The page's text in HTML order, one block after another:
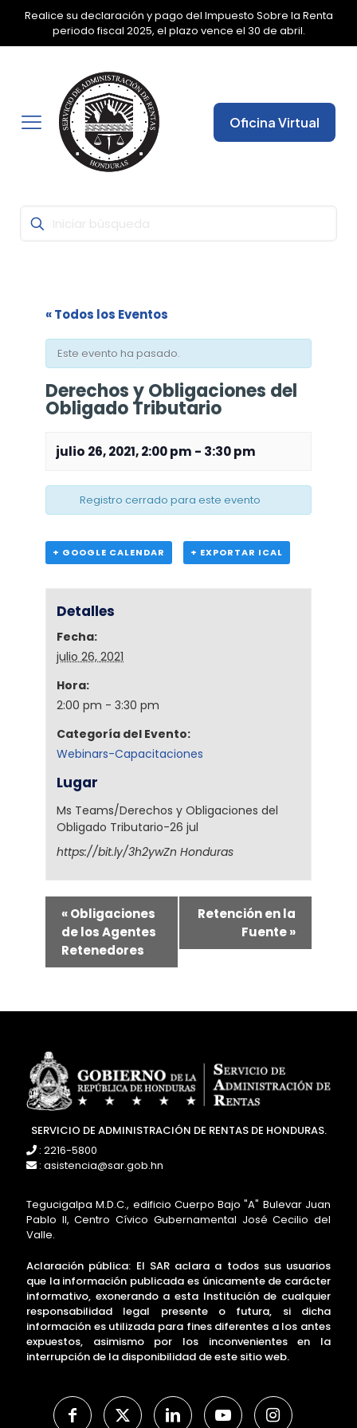
Realice su declaración y pago del Impuesto Sobre la Renta
periodo fiscal 2025, el plazo vence el 30 de abril.
✕
Oficina Virtual
« Todos los Eventos
Este evento ha pasado.
Derechos y Obligaciones del
Obligado Tributario
julio 26, 2021, 2:00 pm - 3:30 pm
Registro cerrado para este evento
+ GOOGLE CALENDAR + EXPORTAR ICAL
Detalles
Fecha:
julio 26, 2021
Hora:
2:00 pm - 3:30 pm
Categoría del Evento:
Webinars-Capacitaciones
Lugar
Ms Teams/Derechos y Obligaciones del
Obligado Tributario-26 jul
https://bit.ly/3h2ywZn Honduras
«Obligaciones
de los Agentes
Retenedores
Retención en la
Fuente»
SERVICIO DE ADMINISTRACIÓN DE RENTAS DE HONDURAS.
: 2216-5800
: asistencia@sar.gob.hn
Tegucigalpa M.D.C., edificio Cuerpo Bajo "A" Bulevar Juan
Pablo II, Centro Cívico Gubernamental José Cecilio del
Valle.
Aclaración pública: El SAR aclara a todos sus usuarios
que la información publicada es únicamente de carácter
informativo, exonerando a esta Institución de cualquier
responsabilidad legal presente o futura, si dicha
información es utilizada para fines diferentes a los antes
expuestos, asimismo por los inconvenientes en la
interrupción de la disponibilidad de este sitio web.